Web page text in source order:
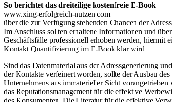
So berichtet das dreiteilige kostenfreie E-Book
www.xing-erfolgreich-nutzen.com
über die zur Verfügung stehenden Chancen der
Im Anschluss sollten erhaltene Informationen und
Geschäftsfälle professionell erhoben werden, hiermit
Kontakt Quantifizierung im E-Book klar wird.
Sind das Datenmaterial aus der Adressgenerierung
der Kontakte verfeinert worden, sollte der Ausbau des
Unternehmens aus immaterieller Sicht
das Reputationsmanagement für die effektive
des Konsumenten. Die Literatur für die effektive